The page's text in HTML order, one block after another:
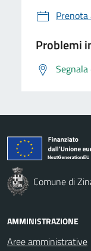
Problemi
Comune di
AMMINISTRAZIONE
Aree amministrative